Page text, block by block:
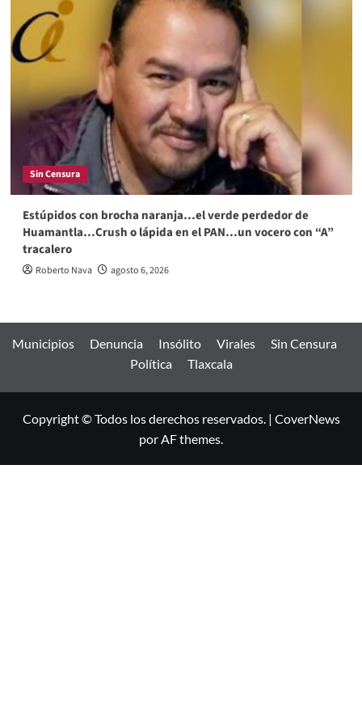
Sin Censura
Estúpidos con brocha naranja…el verde perdedor de
Huamantla…Crush o lápida en el PAN…un vocero con “A”
tracalero
Roberto Nava agosto 6, 2026
Municipios Denuncia Insólito Virales
Sin Censura
Política
Tlaxcala
Copyright © Todos los derechos reservados. | CoverNews
por AF themes.